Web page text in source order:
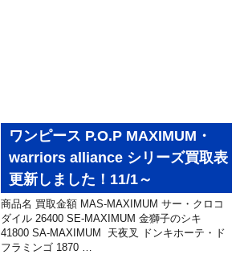
ワンピース P.O.P MAXIMUM・
warriors alliance シリーズ買取表
更新しました！11/1～
商品名 買取金額 MAS-MAXIMUM サー・クロコ
ダイル 26400 SE-MAXIMUM 金獅子のシキ
41800 SA-MAXIMUM 天夜叉 ドンキホーテ・ド
フラミンゴ 1870 …